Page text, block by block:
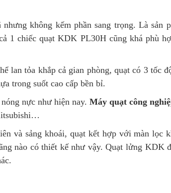
không kếm phần sang trọng. Là sản
1 chiếc quạt KDK PL30H cũng khá phù
lan tỏa khắp cả gian phòng, quạt có 3 tốc
trong suốt cao cấp bền bỉ.
nực như hiện nay. Máy quạt công
và sảng khoái, quạt kết hợp với màn lọc
nào có thiết kế như vậy. Quạt lửng KDK